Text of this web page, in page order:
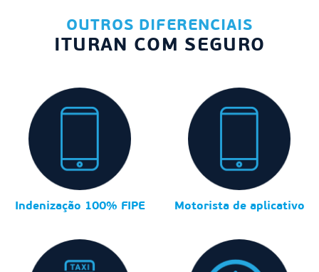
OUTROS DIFERENCIAIS
ITURAN COM SEGURO
Indenização 100% FIPE Motorista de aplicativo